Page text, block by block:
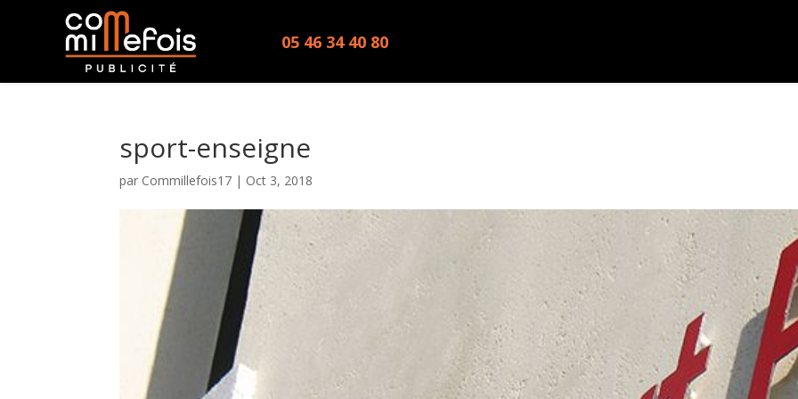
05 46 34 40 80
sport-enseigne
par Commillefois17 | Oct 3, 2018